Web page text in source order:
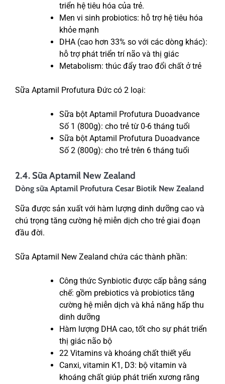
triển hệ tiêu hóa của trẻ.
Men vi sinh probiotics: hỗ trợ hệ tiêu hóa
khỏe mạnh
DHA (cao hơn 33% so với các dòng khác):
hỗ trợ phát triển trí não và thị giác
Metabolism: thúc đẩy trao đổi chất ở trẻ
Sữa Aptamil Profutura Đức có 2 loại:
Sữa bột Aptamil Profutura Duoadvance
Số 1 (800g): cho trẻ từ 0-6 tháng tuổi
Sữa bột Aptamil Profutura Duoadvance
Số 2 (800g): cho trẻ trên 6 tháng tuổi
2.4. Sữa Aptamil New Zealand
Dòng sữa Aptamil Profutura Cesar Biotik New Zealand
Sữa được sản xuất với hàm lượng dinh dưỡng cao và
chú trọng tăng cường hệ miễn dịch cho trẻ giai đoạn
đầu đời.
Sữa Aptamil New Zealand chứa các thành phần:
Công thức Synbiotic được cấp bằng sáng
chế: gồm prebiotics và probiotics tăng
cường hệ miễn dịch và khả năng hấp thu
dinh dưỡng
Hàm lượng DHA cao, tốt cho sự phát triển
thị giác não bộ
22 Vitamins và khoáng chất thiết yếu
Canxi, vitamin K1, D3: bộ vitamin và
khoáng chất giúp phát triển xương răng